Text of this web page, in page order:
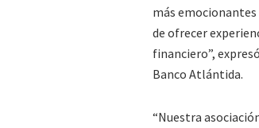
más
de ofrecer
financiero”,
Banco Atlántida.
“Nuestra